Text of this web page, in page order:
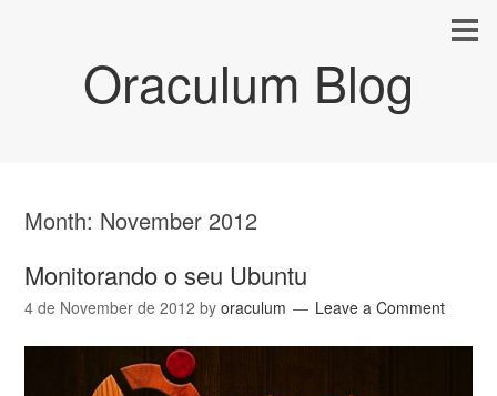
Oraculum Blog
Month: November 2012
Monitorando o seu Ubuntu
4 de November de 2012 byoraculum Leave a Comment